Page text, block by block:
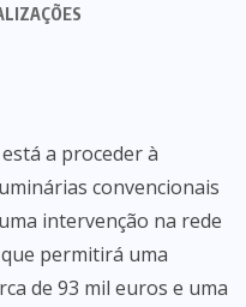
a proceder à
convencionais
intervenção na rede
permitirá uma
de 93 mil euros e uma